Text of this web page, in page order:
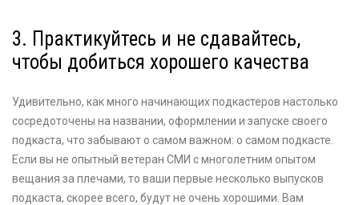
3. Практикуйтесь и не сдавайтесь,
чтобы добиться хорошего качества
Удивительно, как много начинающих подкастеров настолько
сосредоточены на названии, оформлении и запуске своего
подкаста, что забывают о самом важном: о самом подкасте.
Если вы не опытный ветеран СМИ с многолетним опытом
вещания за плечами, то ваши первые несколько выпусков
подкаста, скорее всего, будут не очень хорошими. Вам